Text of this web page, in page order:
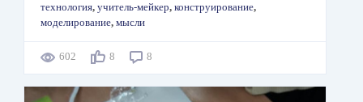
технология, учитель-мейкер, конструирование,
моделирование, мысли
602 8 8